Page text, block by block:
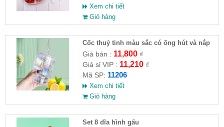
Xem chi tiết
Giỏ hàng
Cốc thuỷ tinh màu sắc có ống hút và nắp
đậy
Giá bán : 11,800₫
Giá sỉ VIP : 11,210₫
Mã SP: 11206
Xem chi tiết
Giỏ hàng
Set 8 dĩa hình gấu